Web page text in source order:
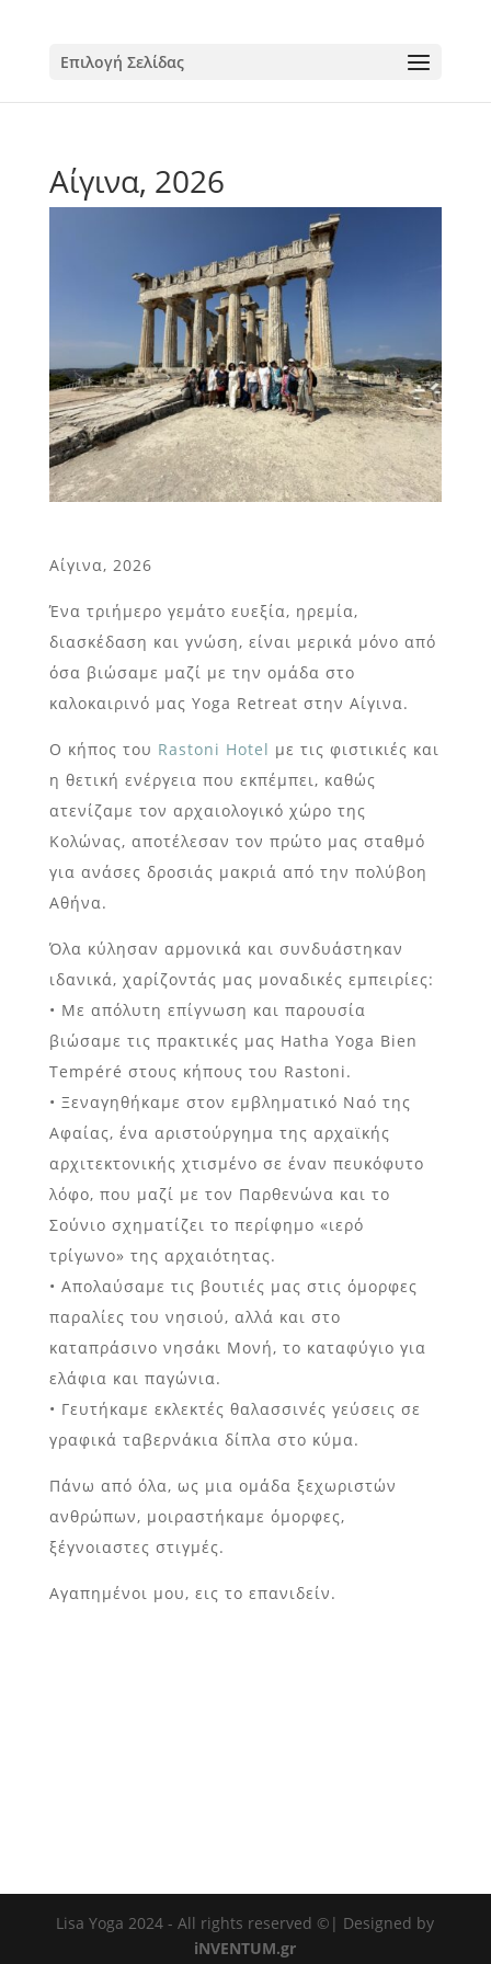
Επιλογή Σελίδας
Αίγινα, 2026
Αίγινα, 2026
Ένα τριήμερο γεμάτο ευεξία, ηρεμία,
διασκέδαση και γνώση, είναι μερικά μόνο από
όσα βιώσαμε μαζί με την ομάδα στο
καλοκαιρινό μας Yoga Retreat στην Αίγινα.
Ο κήπος του Rastoni Hotel με τις φιστικιές και
η θετική ενέργεια που εκπέμπει, καθώς
ατενίζαμε τον αρχαιολογικό χώρο της
Κολώνας, αποτέλεσαν τον πρώτο μας σταθμό
για ανάσες δροσιάς μακριά από την πολύβοη
Αθήνα.
Όλα κύλησαν αρμονικά και συνδυάστηκαν
ιδανικά, χαρίζοντάς μας μοναδικές εμπειρίες:
• Με απόλυτη επίγνωση και παρουσία
βιώσαμε τις πρακτικές μας Hatha Yoga Bien
Tempéré στους κήπους του Rastoni.
• Ξεναγηθήκαμε στον εμβληματικό Ναό της
Αφαίας, ένα αριστούργημα της αρχαϊκής
αρχιτεκτονικής χτισμένο σε έναν πευκόφυτο
λόφο, που μαζί με τον Παρθενώνα και το
Σούνιο σχηματίζει το περίφημο «ιερό
τρίγωνο» της αρχαιότητας.
• Απολαύσαμε τις βουτιές μας στις όμορφες
παραλίες του νησιού, αλλά και στο
καταπράσινο νησάκι Μονή, το καταφύγιο για
ελάφια και παγώνια.
• Γευτήκαμε εκλεκτές θαλασσινές γεύσεις σε
γραφικά ταβερνάκια δίπλα στο κύμα.
Πάνω από όλα, ως μια ομάδα ξεχωριστών
ανθρώπων, μοιραστήκαμε όμορφες,
ξέγνοιαστες στιγμές.
Αγαπημένοι μου, εις το επανιδείν.
Lisa Yoga 2024 - All rights reserved ©| Designed by
iNVENTUM.gr